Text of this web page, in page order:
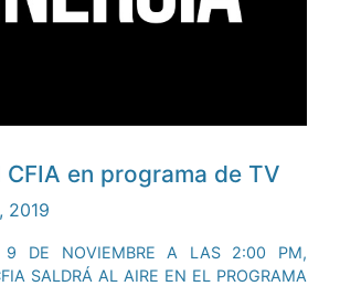
en programa de TV
2019
9 DE NOVIEMBRE A LAS 2:00 PM,
SALDRÁ AL AIRE EN EL PROGRAMA